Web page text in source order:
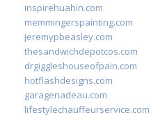
inspirehuahin.com
memmingerspainting.com
jeremypbeasley.com
thesandwichdepotcos.com
drgiggleshouseofpain.com
hotflashdesigns.com
garagenadeau.com
lifestylechauffeurservice.com